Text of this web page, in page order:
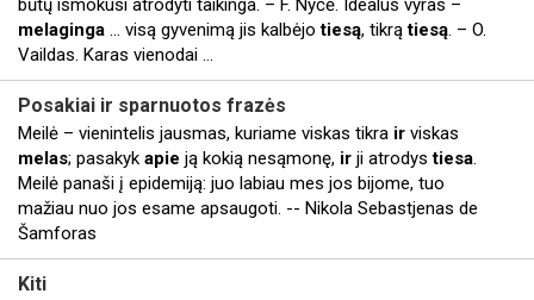
būtų išmokusi atrodyti taikinga. – F. Nyčė. Idealus vyras –
melaginga ... visą gyvenimą jis kalbėjotiesą, tikrątiesą. – O.
Vaildas. Karas vienodai ...
Posakiai ir sparnuotos frazės
Meilė – vienintelis jausmas, kuriame viskas tikra ir viskas
melas; pasakyk apie ją kokią nesąmonę, ir ji atrodystiesa.
Meilė panaši į epidemiją: juo labiau mes jos bijome, tuo
mažiau nuo jos esame apsaugoti. -- Nikola Sebastjenas de
Šamforas
Kiti